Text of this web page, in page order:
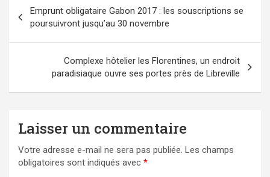
de
l’article
Emprunt obligataire Gabon 2017 : les souscriptions se
poursuivront jusqu’au 30 novembre
Complexe hôtelier les Florentines, un endroit
paradisiaque ouvre ses portes près de Libreville
Laisser un commentaire
Votre adresse e-mail ne sera pas publiée. Les champs
obligatoires sont indiqués avec *